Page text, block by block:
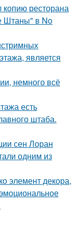
ресторана
Штаны" в No
является
немного всё
есть
штаба.
сен Лоран
одним из
элемент декора,